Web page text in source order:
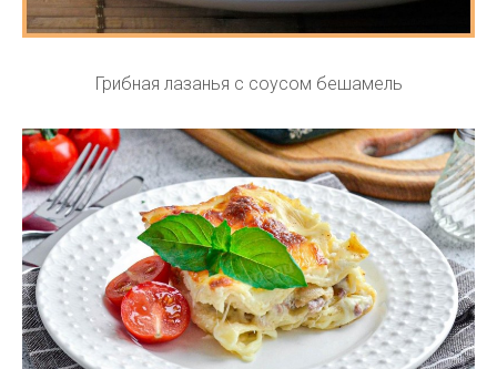
Грибная лазанья с соусом бешамель